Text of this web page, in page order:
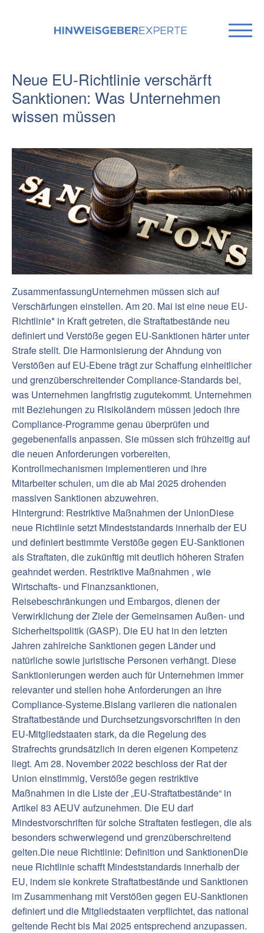
Neue EU-Richtlinie verschärft
Sanktionen: Was Unternehmen
wissen müssen
ZusammenfassungUnternehmen müssen sich auf
Verschärfungen einstellen. Am 20. Mai ist eine neue EU-
Richtlinie* in Kraft getreten, die Straftatbestände neu
definiert und Verstöße gegen EU-Sanktionen härter unter
Strafe stellt. Die Harmonisierung der Ahndung von
Verstößen auf EU-Ebene trägt zur Schaffung einheitlicher
und grenzüberschreitender Compliance-Standards bei,
was Unternehmen langfristig zugutekommt. Unternehmen
mit Beziehungen zu Risikoländern müssen jedoch ihre
Compliance-Programme genau überprüfen und
gegebenenfalls anpassen. Sie müssen sich frühzeitig auf
die neuen Anforderungen vorbereiten,
Kontrollmechanismen implementieren und ihre
Mitarbeiter schulen, um die ab Mai 2025 drohenden
massiven Sanktionen abzuwehren.
Hintergrund: Restriktive Maßnahmen der UnionDiese
neue Richtlinie setzt Mindeststandards innerhalb der EU
und definiert bestimmte Verstöße gegen EU-Sanktionen
als Straftaten, die zukünftig mit deutlich höheren Strafen
geahndet werden. Restriktive Maßnahmen , wie
Wirtschafts- und Finanzsanktionen,
Reisebeschränkungen und Embargos, dienen der
Verwirklichung der Ziele der Gemeinsamen Außen- und
Sicherheitspolitik (GASP). Die EU hat in den letzten
Jahren zahlreiche Sanktionen gegen Länder und
natürliche sowie juristische Personen verhängt. Diese
Sanktionierungen werden auch für Unternehmen immer
relevanter und stellen hohe Anforderungen an ihre
Compliance-Systeme.Bislang variieren die nationalen
Straftatbestände und Durchsetzungsvorschriften in den
EU-Mitgliedstaaten stark, da die Regelung des
Strafrechts grundsätzlich in deren eigenen Kompetenz
liegt. Am 28. November 2022 beschloss der Rat der
Union einstimmig, Verstöße gegen restriktive
Maßnahmen in die Liste der „EU-Straftatbestände“ in
Artikel 83 AEUV aufzunehmen. Die EU darf
Mindestvorschriften für solche Straftaten festlegen, die als
besonders schwerwiegend und grenzüberschreitend
gelten.Die neue Richtlinie: Definition und SanktionenDie
neue Richtlinie schafft Mindeststandards innerhalb der
EU, indem sie konkrete Straftatbestände und Sanktionen
im Zusammenhang mit Verstößen gegen EU-Sanktionen
definiert und die Mitgliedstaaten verpflichtet, das national
geltende Recht bis Mai 2025 entsprechend anzupassen.